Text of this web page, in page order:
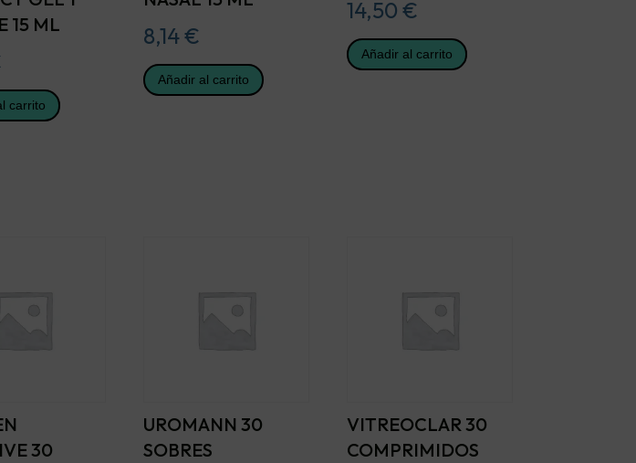
15 ML
carrito
8,14€
Añadir al carrito
14,50 €
Añadir al carrito
30
UROMANN 30
SOBRES
VITREOCLAR 30
COMPRIMIDOS